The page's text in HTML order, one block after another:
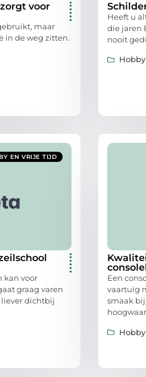
voor
maar
in de weg zitten.
Heeft u
die jaren
nooit
EN VRIJE TIJD
kan voor
graag varen
liever dichtbij
Een
vaartuig
smaak